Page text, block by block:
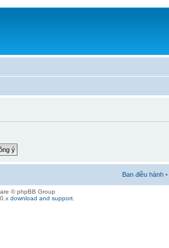
Ban điều hành •
© phpBB Group
download and support.